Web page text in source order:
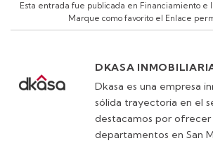
Esta entrada fue publicada en Financiamiento e
Marque como favorito el
Enlace
DKASA
Dkasa es una empresa
sólida trayectoria en el
destacamos por ofrecer
departamentos en San